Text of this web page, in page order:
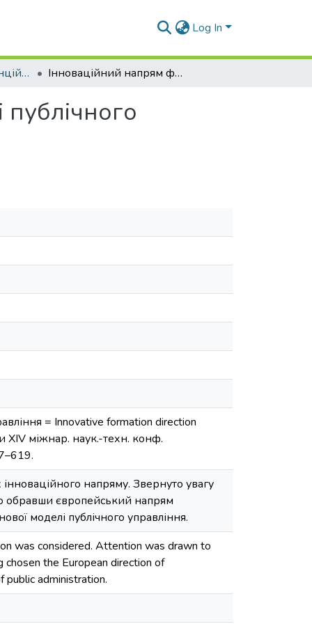
Log In
Матеріали конференцій (Т та ІДП) Інноваційний напрям формування нової моделі публічного управління
= Innovative formation direction
ХIV міжнар. наук.-техн. конф.
напряму. Звернуто увагу
обравши європейський напрям
моделі публічного управління.
was considered. Attention was drawn to
the European direction of
administration.